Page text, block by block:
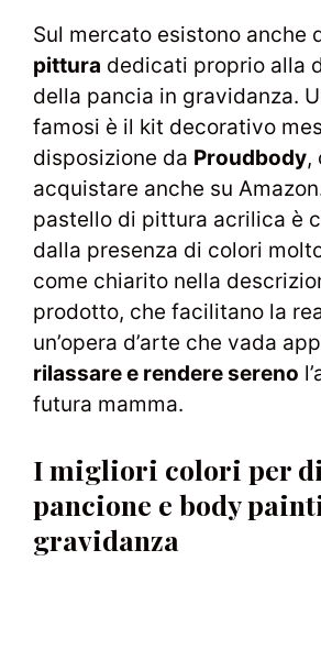
Sul mercato esistono anche
pittura dedicati proprio alla
della pancia in gravidanza.
famosi è il kit decorativo
disposizione da Proudbody,
acquistare anche su
pastello di pittura acrilica è
dalla presenza di colori
come chiarito nella
prodotto, che facilitano la
un’opera d’arte che vada
rilassare e rendere sereno
futura mamma.
I migliori colori per
pancione e body
gravidanza